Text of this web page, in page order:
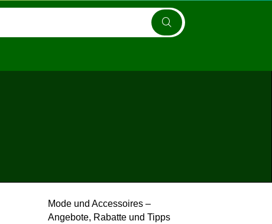
Mode und Accessoires –
Angebote, Rabatte und Tipps